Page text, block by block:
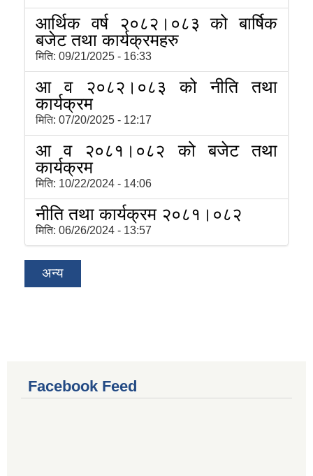
आर्थिक वर्ष २०८२।०८३ को बार्षिक
बजेट तथा कार्यक्रमहरु
मिति: 09/21/2025 - 16:33
आ व २०८२।०८३ को नीति तथा
कार्यक्रम
मिति: 07/20/2025 - 12:17
आ व २०८१।०८२ को बजेट तथा
कार्यक्रम
मिति: 10/22/2024 - 14:06
नीति तथा कार्यक्रम २०८१।०८२
मिति: 06/26/2024 - 13:57
अन्य
Facebook Feed